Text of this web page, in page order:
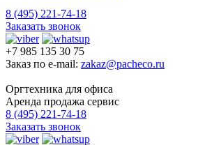
8 (495) 221-74-18
Заказать звонок
+7 985 135 30 75
Заказ по e-mail: zakaz@pacheco.ru
Оргтехника для офиса
Аренда продажа сервис
8 (495) 221-74-18
Заказать звонок